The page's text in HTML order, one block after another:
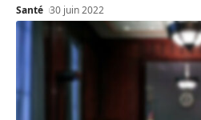
Santé 30 juin 2022